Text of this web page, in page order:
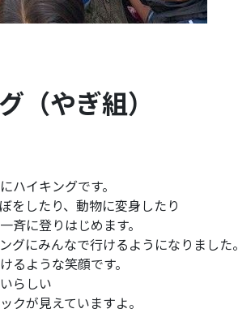
（やぎ組）
ハイキングです。
をしたり、動物に変身したり
斉に登りはじめます。
グにみんなで行けるようになりました。
るような笑顔です。
らしい
クが見えていますよ。